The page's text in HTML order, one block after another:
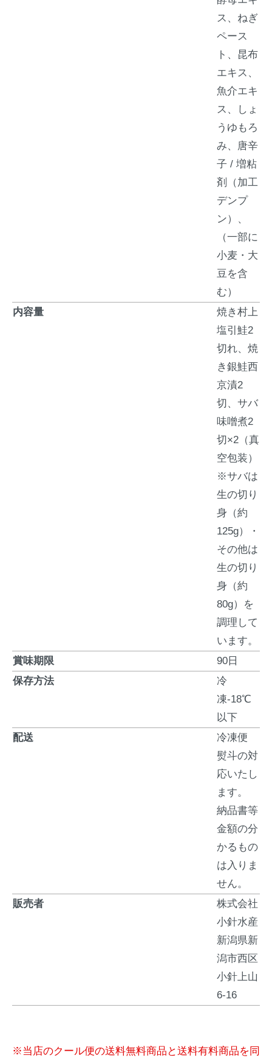
ス、ねぎ
ペース
ト、昆布
エキス、
魚介エキ
ス、しょ
うゆもろ
み、唐辛
子 / 増粘
剤（加工
デンプ
ン）、
（一部に
小麦・大
豆を含
む）
内容量
焼き村上
塩引鮭2
切れ、焼
き銀鮭西
京漬2
切、サバ
味噌煮2
切×2（真
空包装）
※サバは
生の切り
身（約
125g）・
その他は
生の切り
身（約
80g）を
調理して
います。
賞味期限
90日
保存方法
冷
凍-18℃
以下
配送
冷凍便
熨斗の対
応いたし
ます。
納品書等
金額の分
かるもの
は入りま
せん。
販売者
株式会社
小針水産
新潟県新
潟市西区
小針上山
6-16
※当店のクール便の送料無料商品と送料有料商品を同